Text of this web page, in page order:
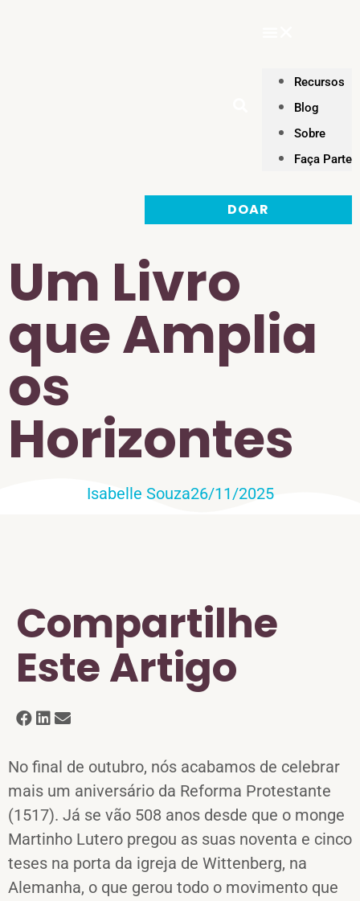
Recursos
Blog
Sobre
Faça Parte
DOAR
Um Livro
que Amplia
os
Horizontes
Isabelle Souza26/11/2025
Compartilhe
Este Artigo
No final de outubro, nós acabamos de celebrar
mais um aniversário da Reforma Protestante
(1517). Já se vão 508 anos desde que o monge
Martinho Lutero pregou as suas noventa e cinco
teses na porta da igreja de Wittenberg, na
Alemanha, o que gerou todo o movimento que